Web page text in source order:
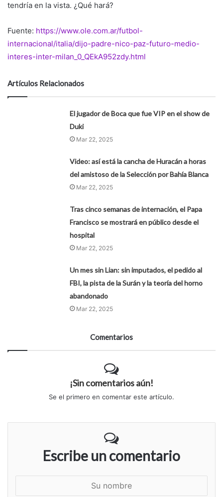
tendría en la vista. ¿Qué hará?
Fuente: https://www.ole.com.ar/futbol-
internacional/italia/dijo-padre-nico-paz-futuro-medio-
interes-inter-milan_0_QEkA952zdy.html
Artículos Relacionados
El jugador de Boca que fue VIP en el show de
Duki
Mar 22, 2025
Video: así está la cancha de Huracán a horas
del amistoso de la Selección por Bahía Blanca
Mar 22, 2025
Tras cinco semanas de internación, el Papa
Francisco se mostrará en público desde el
hospital
Mar 22, 2025
Un mes sin Lian: sin imputados, el pedido al
FBI, la pista de la Surán y la teoría del horno
abandonado
Mar 22, 2025
Comentarios
¡Sin comentarios aún!
Se el primero en comentar este artículo.
Escribe un comentario